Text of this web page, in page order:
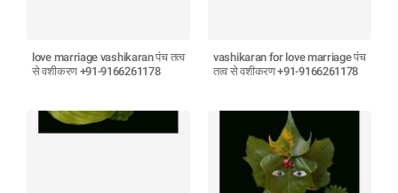
love marriage vashikaran पंच तत्व
से वशीकरण +91-9166261178
vashikaran for love marriage पंच
तत्व से वशीकरण +91-9166261178